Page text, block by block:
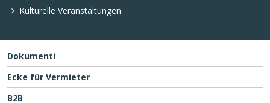
Kulturelle Veranstaltungen
Dokumenti
Ecke für Vermieter
B2B